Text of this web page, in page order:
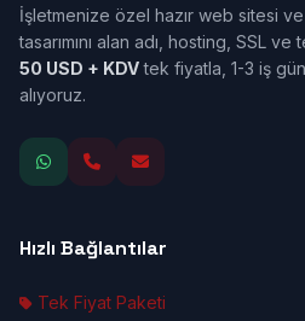
İşletmenize özel hazır web sitesi
tasarımını alan adı, hosting, SSL ve
50 USD + KDVtek fiyatla, 1-3 iş
alıyoruz.
Hızlı Bağlantılar
Tek Fiyat Paketi